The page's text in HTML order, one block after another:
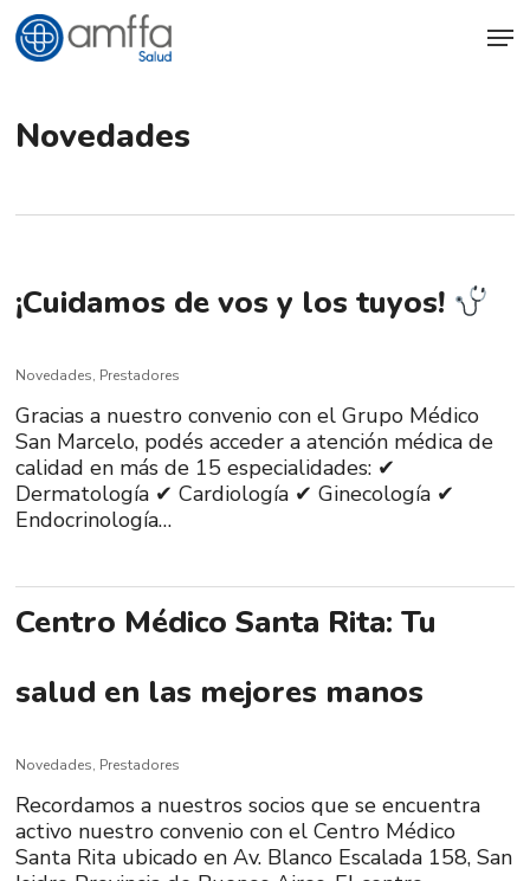
Skip
to
main
Novedades
¡Cuidamos de vos y los tuyos!
Novedades, Prestadores
Gracias a nuestro convenio con el Grupo Médico
San Marcelo, podés acceder a atención médica de
calidad en más de 15 especialidades: ✔
Dermatología ✔ Cardiología ✔ Ginecología ✔
Endocrinología…
Centro Médico Santa Rita: Tu
salud en las mejores manos
Novedades, Prestadores
Recordamos a nuestros socios que se encuentra
activo nuestro convenio con el Centro Médico
Santa Rita ubicado en Av. Blanco Escalada 158, San